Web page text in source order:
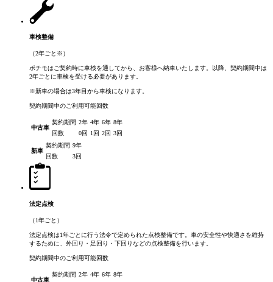
車検整備
（2年ごと ※）
ポチモはご契約時に車検を通してから、お客様へ納車いたします。以降、契約期間中は
2年ごとに車検を受ける必要があります。
※新車の場合は3年目から車検になります。
契約期間中のご利用可能回数
中古車
契約期間 2年 4年 6年 8年
回数
0回 1回 2回 3回
新車
契約期間 9年
回数
3回
法定点検
（1年ごと）
法定点検は1年ごとに行う法令で定められた点検整備です。車の安全性や快適さを維持
するために、外回り・足回り・下回りなどの点検整備を行います。
契約期間中のご利用可能回数
中古車
契約期間 2年 4年 6年 8年